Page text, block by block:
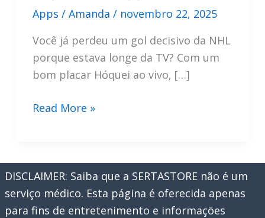
Apps / Amanda / novembro 22, 2025
Você já perdeu um gol decisivo da NHL
porque estava longe da TV? Com um
bom placar Hóquei ao vivo, […]
Placar
Guia
Rápido
Dos
Read More »
DISCLAIMER: Saiba que a SERTASTORE não é um
serviço médico. Esta página é oferecida apenas
para fins de entretenimento e informações